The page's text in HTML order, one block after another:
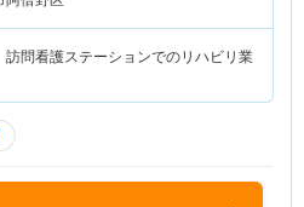
訪問看護ステーションでのリハビリ業